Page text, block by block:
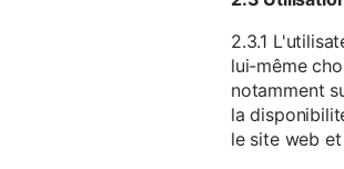
2.3.1
lui-même
notamment
la
le site web